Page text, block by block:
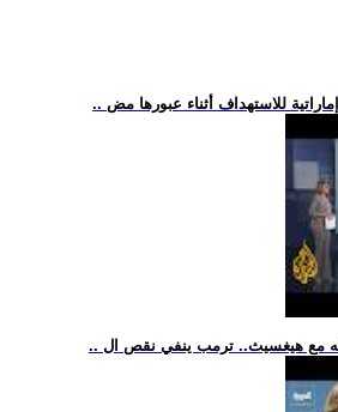
للاستهداف أثناء عبورها مض
مع هيغسيث.. ترمب ينفي نقص ال